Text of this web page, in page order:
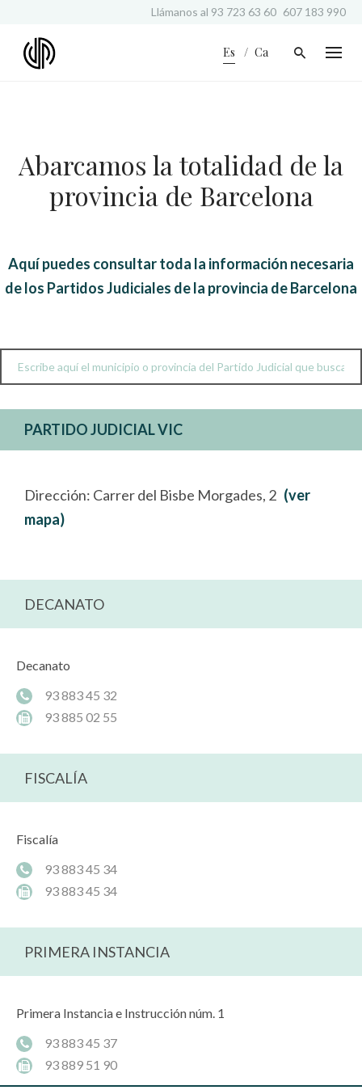
Llámanos al 93 723 63 60 607 183 990
Es Ca
Abarcamos la totalidad de la
provincia de Barcelona
Aquí puedes consultar toda la información necesaria
de los Partidos Judiciales de la provincia de Barcelona
PARTIDO JUDICIAL VIC
Dirección: Carrer del Bisbe Morgades, 2 (ver
mapa)
DECANATO
Decanato
93 883 45 32
93 885 02 55
FISCALÍA
Fiscalía
93 883 45 34
93 883 45 34
PRIMERA INSTANCIA
Primera Instancia e Instrucción núm. 1
93 883 45 37
93 889 51 90